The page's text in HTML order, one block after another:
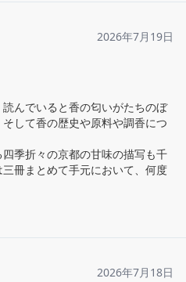
2026年7月19日
んでいると香の匂いがたちのぼ
して香の歴史や原料や調香につ
季折々の京都の甘味の描写も千
冊まとめて手元において、何度
2026年7月18日